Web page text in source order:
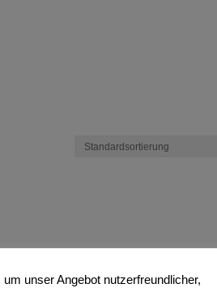
unser Angebot nutzerfreundlicher,